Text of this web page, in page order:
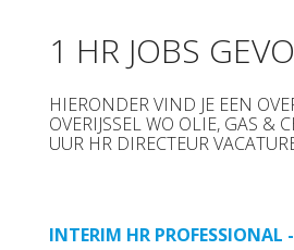
1 HR JOBS
HIERONDER VIND JE EEN
OVERIJSSEL WO OLIE, GAS &
UUR HR DIRECTEUR
INTERIM HR PROFESSIONAL